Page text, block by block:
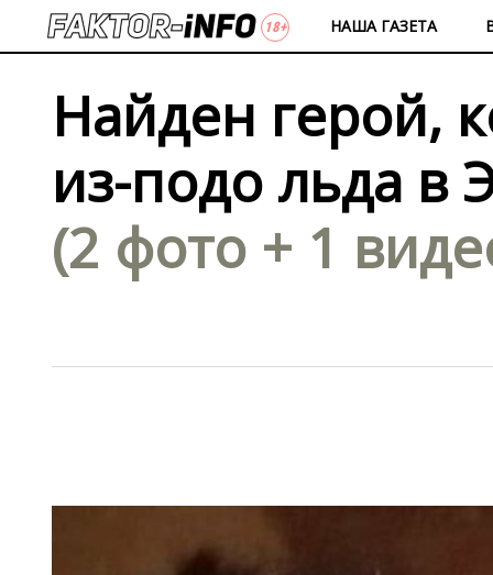
НАША ГАЗЕТА
Найден герой,
из-подо льда в
(2 фото + 1